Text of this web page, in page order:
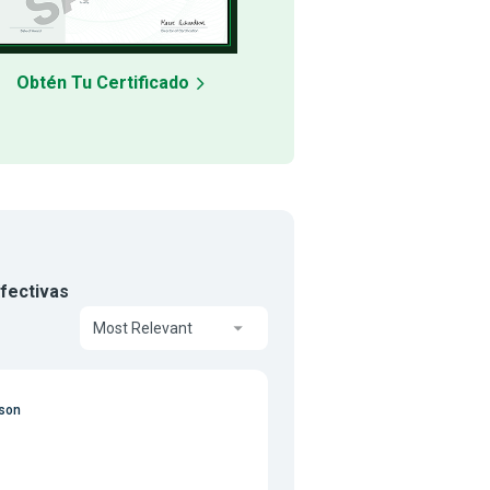
Obtén Tu Certificado
Most Relevant